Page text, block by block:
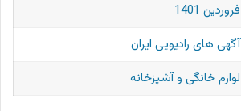
فروردین 1401
آگهی های رادیویی ایران
لوازم خانگی و آشپزخانه